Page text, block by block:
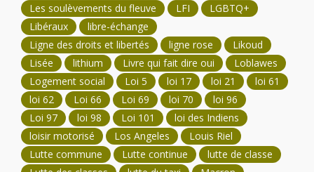
Les soulèvements du fleuve
LFI
LGBTQ+
Libéraux
libre-échange
Ligne des droits et libertés
ligne rose
Likoud
Lisée
lithium Livre qui fait dire oui
Loblawes
Logement social
Loi 5 loi 17 loi 21
loi 61
loi 62
Loi 66 Loi 69 loi 70
loi 96
Loi 97
loi 98 Loi 101
loi des Indiens
loisir motorisé
Los Angeles
Louis Riel
Lutte commune
Lutte continue
lutte de classe